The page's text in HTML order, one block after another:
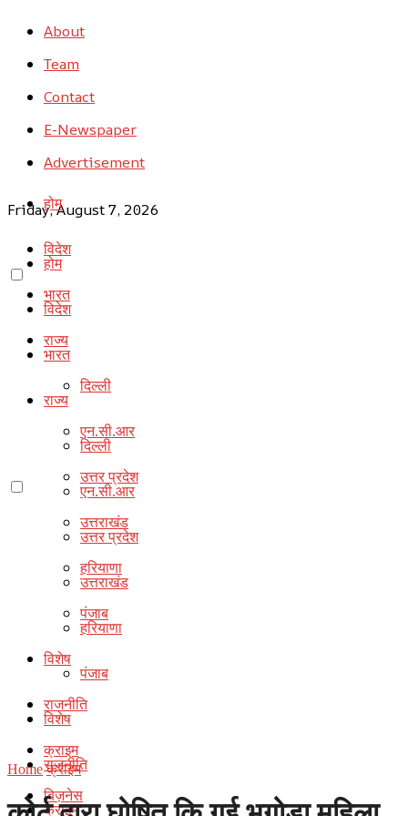
About
Team
Contact
E-Newspaper
Advertisement
Friday, August 7, 2026
होम
विदेश
भारत
राज्य
दिल्ली
एन.सी.आर
उत्तर प्रदेश
उत्तराखंड
हरियाणा
पंजाब
विशेष
राजनीति
क्राइम
बिज़नेस
होम
विदेश
भारत
राज्य
दिल्ली
एन.सी.आर
उत्तर प्रदेश
उत्तराखंड
हरियाणा
पंजाब
विशेष
राजनीति
क्राइम
Home क्राइम